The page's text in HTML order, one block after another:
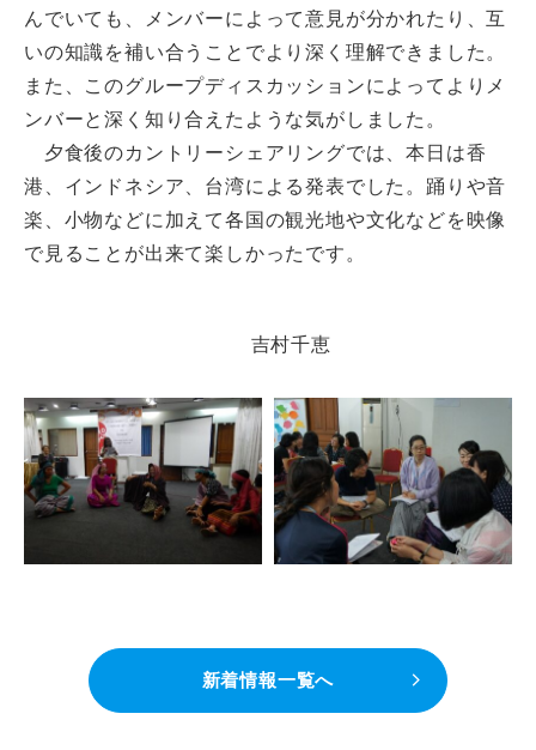
んでいても、メンバーによって意見が分かれたり、互
いの知識を補い合うことでより深く理解できました。
また、このグループディスカッションによってよりメ
ンバーと深く知り合えたような気がしました。
夕食後のカントリーシェアリングでは、本日は香
港、インドネシア、台湾による発表でした。踊りや音
楽、小物などに加えて各国の観光地や文化などを映像
で見ることが出来て楽しかったです。
吉村千恵
新着情報一覧へ